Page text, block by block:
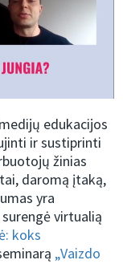
edukacijos
ir sustiprinti
žinias
daromą įtaką,
yra
virtualią
koks
„Vaizdo